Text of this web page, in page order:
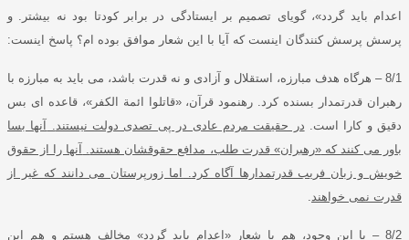
اعدام باید گردد»، گویای تصمیم بر ایستادگی در برابر کودتا بود نه بیشتر
و
پرسش پرسش کنندگان اینست که آیا با این شعار موافق بوده ام؟ پاسخ اینست:
8/1
– هرگاه هدف مبارزه، استقلال و آزادی و نه قدرت باشد، می باید به مبارزه با
رهبران قدرتمدار بسنده کرد
رهنمود قرآن،«قاتلوا ائمة الکفر»، قاعده ای بس
دقیق و کارا است
در حقیقت مردم عادی در پی تصدی دولت نیستند
آنها بسا
باور می کنند که«رهبران»قدرت طلب، مدافع حقوقشان هستند
آنها را از حقوق
خویش و زبان فریب قدرتمدارها آگاه کرد
اما زورپرستان می دانند که غیر از
قدرت نمی خواهند
8/2
– با این وجود، هم با شعار« اعدام باید گردد» مخالف هستم و هم این